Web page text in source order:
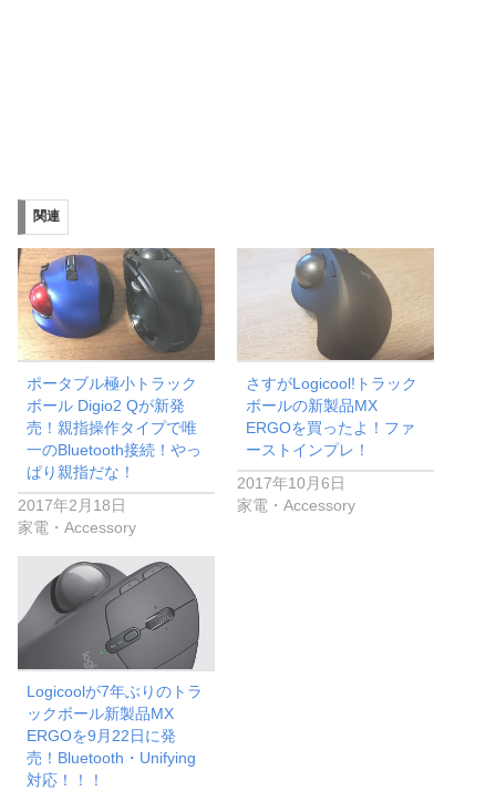
関連
ポータブル極小トラック
ボール Digio2 Qが新発
売！親指操作タイプで唯
一のBluetooth接続！やっ
ぱり親指だな！
2017年2月18日
家電・Accessory
さすがLogicool!トラック
ボールの新製品MX
ERGOを買ったよ！ファ
ーストインプレ！
2017年10月6日
家電・Accessory
Logicoolが7年ぶりのトラ
ックボール新製品MX
ERGOを9月22日に発
売！Bluetooth・Unifying
対応！！！